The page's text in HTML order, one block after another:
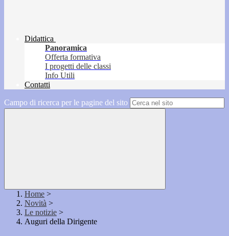
Didattica
Panoramica
Offerta formativa
I progetti delle classi
Info Utili
Contatti
Campo di ricerca per le pagine del sito
Home >
Novità >
Le notizie >
Auguri della Dirigente